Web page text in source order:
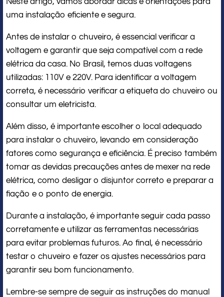
uma instalação eficiente e segura.
Antes de instalar o chuveiro, é essencial verificar a
voltagem e garantir que seja compatível com a rede
elétrica da casa. No Brasil, temos duas voltagens
utilizadas: 110V e 220V. Para identificar a voltagem
correta, é necessário verificar a etiqueta do chuveiro ou
consultar um eletricista.
Além disso, é importante escolher o local adequado
para instalar o chuveiro, levando em consideração
fatores como segurança e eficiência. É preciso também
tomar as devidas precauções antes de mexer na rede
elétrica, como desligar o disjuntor correto e preparar a
fiação e o ponto de energia.
Durante a instalação, é importante seguir cada passo
corretamente e utilizar as ferramentas necessárias
para evitar problemas futuros. Ao final, é necessário
testar o chuveiro e fazer os ajustes necessários para
garantir seu bom funcionamento.
Lembre-se sempre de seguir as instruções do manual